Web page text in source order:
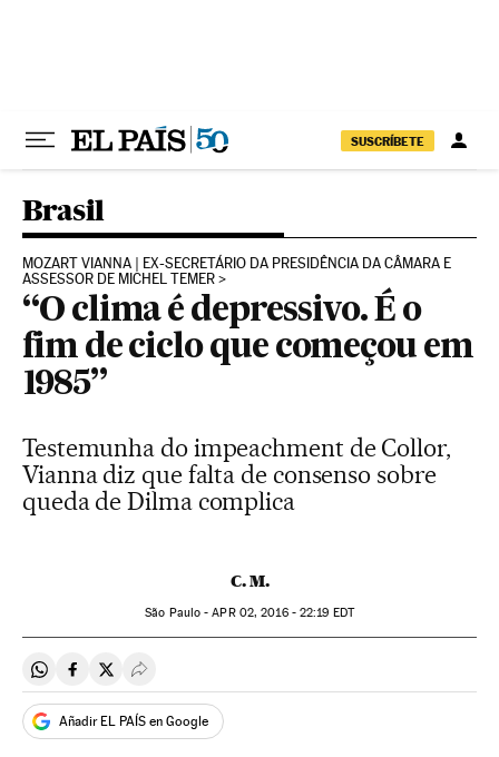
SUSCRÍBETE
Brasil
MOZART VIANNA | EX-SECRETÁRIO DA PRESIDÊNCIA DA CÂMARA E
ASSESSOR DE MICHEL TEMER
“O clima é depressivo. É o
fim de ciclo que começou em
1985”
Testemunha do impeachment de Collor,
Vianna diz que falta de consenso sobre
queda de Dilma complica
C. M.
São Paulo -APR02, 2016 - 22:19 EDT
Compartir en Whatsapp
Compartir en Facebook
Compartir en Twitter
Desplegar Redes Sociales
Añadir EL PAÍS en Google